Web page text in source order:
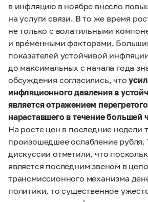
в инфляцию в ноябре внесло
на услуги связи. В то же время
не только с волатильными
и врéменными факторами.
показателей устойчивой
до максимальных с начала года
обсуждения согласились, что
инфляционного давления в
является отражением
нараставшего в течение большей
На росте цен в последние недели
произошедшее ослабление рубля.
дискуссии отметили, что
является последним звеном в
трансмиссионного механизма
политики, то существенное